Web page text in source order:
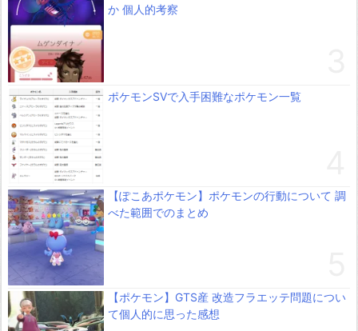
か 個人的考察
ポケモンSVで入手困難なポケモン一覧
【ぽこあポケモン】ポケモンの行動について 調
べた範囲でのまとめ
【ポケモン】GTS産 改造フラエッテ問題につい
て個人的に思った感想